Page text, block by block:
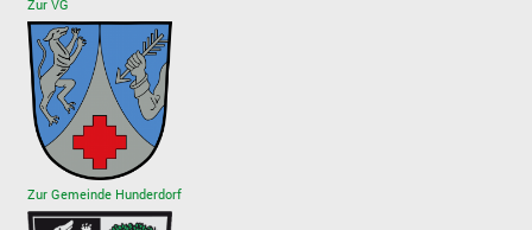
Zur VG
Zur Gemeinde Hunderdorf